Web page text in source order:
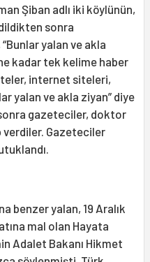
Şiban adlı iki köylünün,
sonra
yalan ve akla
kadar tek kelime haber
internet siteleri,
yalan ve akla ziyan” diye
gazeteciler, doktor
verdiler. Gazeteciler
benzer yalan, 19 Aralık
mal olan Hayata
Adalet Bakanı Hikmet